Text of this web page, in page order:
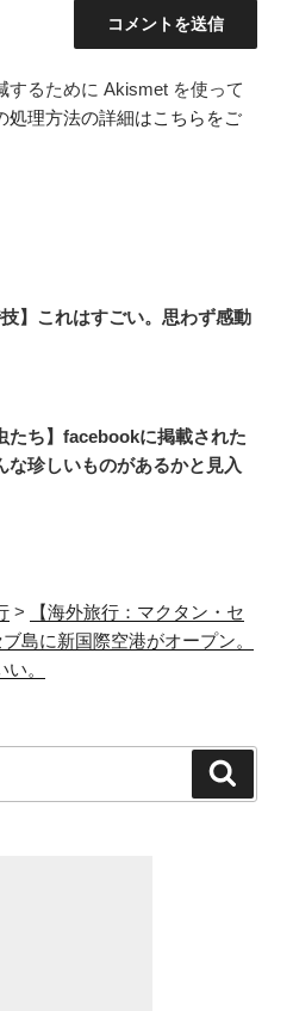
するために Akismet を使って
処理方法の詳細はこちらをご
】これはすごい。思わず感動
たち】facebookに掲載された
な珍しいものがあるかと見入
>
【海外旅行：マクタン・セ
島に新国際空港がオープン。
。